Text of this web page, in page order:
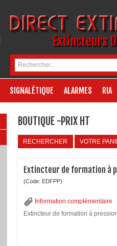
Extincteurs
SIGNALÉTIQUE ALARMES RIA
BOUTIQUE -PRIX HT
RECHERCHER VOTRE
Extincteur de formation à
(Code: EDFPP)
Information complémentaire
Extincteur de formation à